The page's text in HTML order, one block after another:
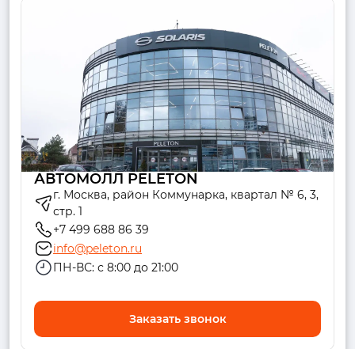
АВТОМОЛЛ PELETON
г. Москва, район Коммунарка, квартал № 6, 3,
стр. 1
+7 499 688 86 39
info@peleton.ru
ПН-ВС: с 8:00 до 21:00
Заказать звонок